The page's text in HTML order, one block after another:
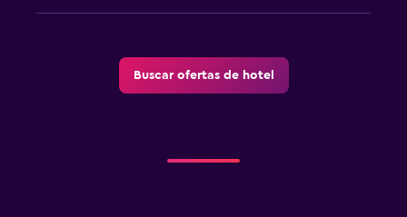
Plancha y tabla de planchar
Buscar ofertas de hotel